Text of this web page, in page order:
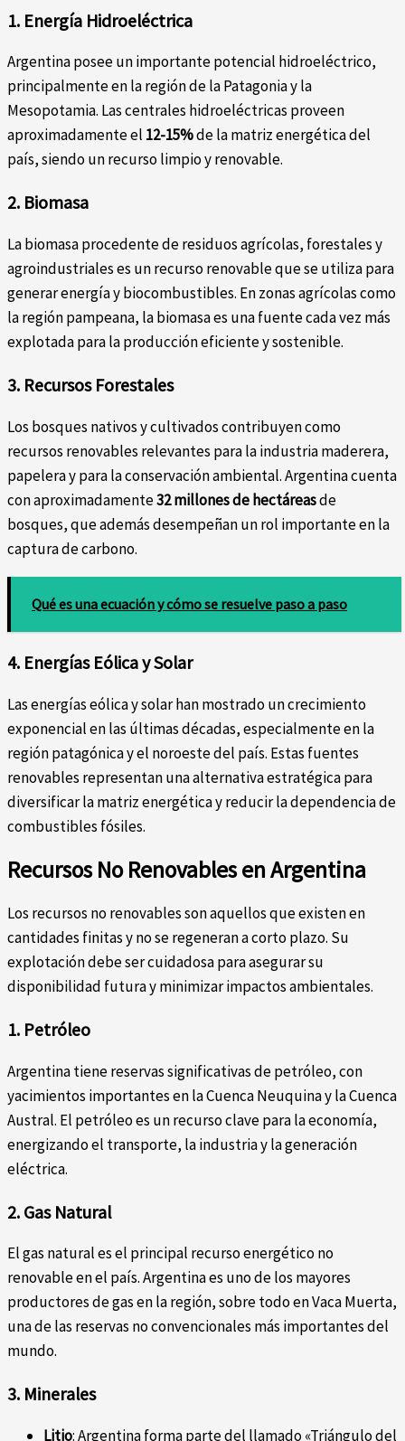
1. Energía Hidroeléctrica
Argentina posee un importante potencial hidroeléctrico,
principalmente en la región de la Patagonia y la
Mesopotamia. Las centrales hidroeléctricas proveen
aproximadamente el 12-15%de la matriz energética del
país, siendo un recurso limpio y renovable.
2. Biomasa
La biomasa procedente de residuos agrícolas, forestales y
agroindustriales es un recurso renovable que se utiliza para
generar energía y biocombustibles. En zonas agrícolas como
la región pampeana, la biomasa es una fuente cada vez más
explotada para la producción eficiente y sostenible.
3. Recursos Forestales
Los bosques nativos y cultivados contribuyen como
recursos renovables relevantes para la industria maderera,
papelera y para la conservación ambiental. Argentina cuenta
con aproximadamente32 millones de hectáreasde
bosques, que además desempeñan un rol importante en la
captura de carbono.
Qué es una ecuación y cómo se resuelve paso a paso
4. Energías Eólica y Solar
Las energías eólica y solar han mostrado un crecimiento
exponencial en las últimas décadas, especialmente en la
región patagónica y el noroeste del país. Estas fuentes
renovables representan una alternativa estratégica para
diversificar la matriz energética y reducir la dependencia de
combustibles fósiles.
Recursos No Renovables en Argentina
Los recursos no renovables son aquellos que existen en
cantidades finitas y no se regeneran a corto plazo. Su
explotación debe ser cuidadosa para asegurar su
disponibilidad futura y minimizar impactos ambientales.
1. Petróleo
Argentina tiene reservas significativas de petróleo, con
yacimientos importantes en la Cuenca Neuquina y la Cuenca
Austral. El petróleo es un recurso clave para la economía,
energizando el transporte, la industria y la generación
eléctrica.
2. Gas Natural
El gas natural es el principal recurso energético no
renovable en el país. Argentina es uno de los mayores
productores de gas en la región, sobre todo en Vaca Muerta,
una de las reservas no convencionales más importantes del
mundo.
3. Minerales
Litio: Argentina forma parte del llamado «Triángulo del